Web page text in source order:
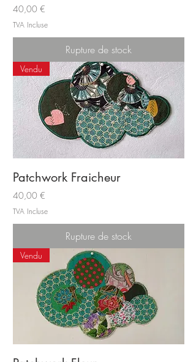
Prix
40,00 €
TVA Incluse
Rupture de stock
Vendu
Patchwork Fraicheur
Prix
40,00 €
TVA Incluse
Rupture de stock
Vendu